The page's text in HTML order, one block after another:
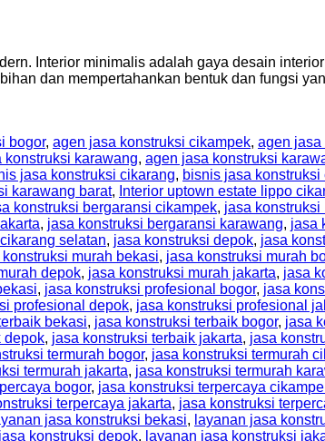
Interior minimalis adalah gaya desain
dan mempertahankan bentuk dan fungsi
bogor, agen jasa konstruksi cikampek, agen jasa
konstruksi karawang, agen jasa konstruksi
jasa konstruksi cikarang, bisnis jasa
karawang barat, Interior uptown estate lippo
konstruksi bergaransi cikampek, jasa
, jasa konstruksi bergaransi karawang, jasa
selatan, jasa konstruksi depok, jasa
konstruksi murah bekasi, jasa konstruksi murah
depok, jasa konstruksi murah jakarta, jasa
, jasa konstruksi profesional bogor, jasa
profesional depok, jasa konstruksi profesional
bekasi, jasa konstruksi terbaik bogor, jasa
depok, jasa konstruksi terbaik jakarta, jasa
termurah bogor, jasa konstruksi termurah
termurah jakarta, jasa konstruksi termurah
bogor, jasa konstruksi terpercaya
terpercaya jakarta, jasa konstruksi
jasa konstruksi bekasi, layanan jasa
konstruksi depok, layanan jasa konstruksi